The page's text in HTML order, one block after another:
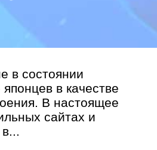
в состоянии
в качестве
В настоящее
сайтах и